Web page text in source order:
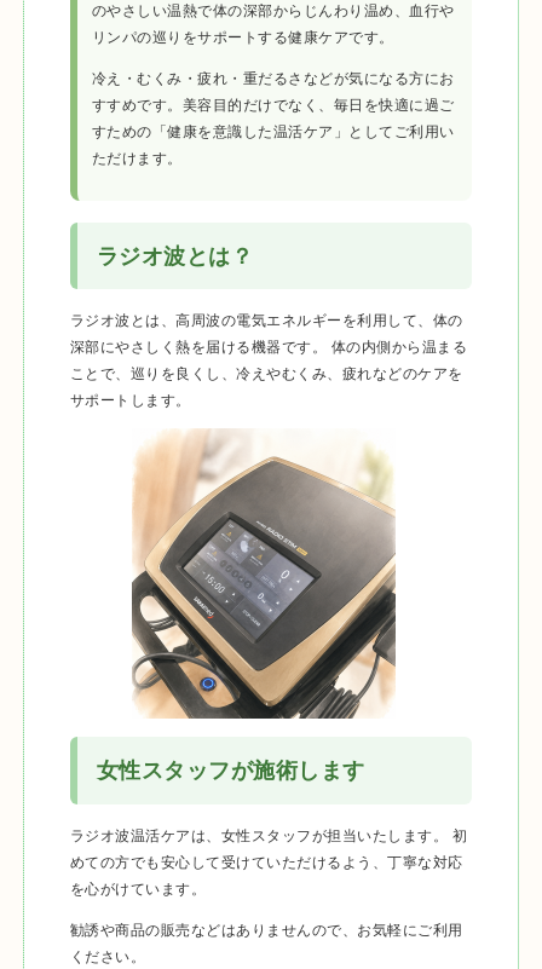
のやさしい温熱で体の深部からじんわり温め、血行や
リンパの巡りをサポートする健康ケアです。
冷え・むくみ・疲れ・重だるさなどが気になる方にお
すすめです。美容目的だけでなく、毎日を快適に過ご
すための「健康を意識した温活ケア」としてご利用い
ただけます。
ラジオ波とは？
ラジオ波とは、高周波の電気エネルギーを利用して、体の
深部にやさしく熱を届ける機器です。 体の内側から温まる
ことで、巡りを良くし、冷えやむくみ、疲れなどのケアを
サポートします。
女性スタッフが施術します
ラジオ波温活ケアは、女性スタッフが担当いたします。 初
めての方でも安心して受けていただけるよう、丁寧な対応
を心がけています。
勧誘や商品の販売などはありませんので、お気軽にご利用
ください。